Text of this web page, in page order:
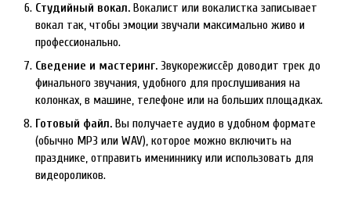
Студийный вокал. Вокалист или вокалистка записывает
вокал так, чтобы эмоции звучали максимально живо и
профессионально.
Сведение и мастеринг. Звукорежиссёр доводит трек до
финального звучания, удобного для прослушивания на
колонках, в машине, телефоне или на больших площадках.
Готовый файл. Вы получаете аудио в удобном формате
(обычно MP3 или WAV), которое можно включить на
празднике, отправить имениннику или использовать для
видеороликов.